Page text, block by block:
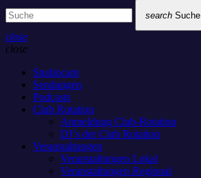
search Suche
close
close
Studiocam
Sendungen
Podcasts
Club Rotation
Anmeldung Club-Rotation
DJ’s der Club Rotation
Veranstaltungen
Veranstaltungen Lokal
Veranstaltungen Regional